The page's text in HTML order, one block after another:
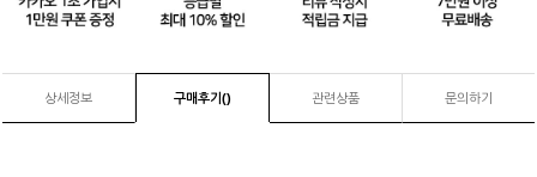
상세정보 구매후기() 관련상품 문의하기